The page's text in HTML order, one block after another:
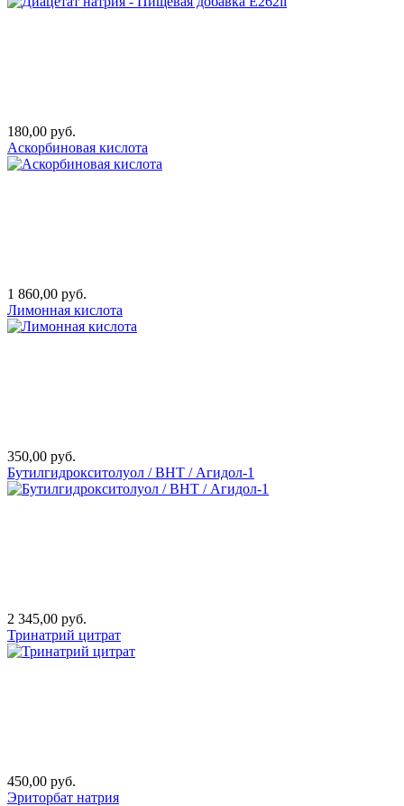
180,00 руб.
Аскорбиновая кислота
1 860,00 руб.
Лимонная кислота
350,00 руб.
Бутилгидрокситолуол / ВНТ / Агидол-1
2 345,00 руб.
Тринатрий цитрат
450,00 руб.
Эриторбат натрия